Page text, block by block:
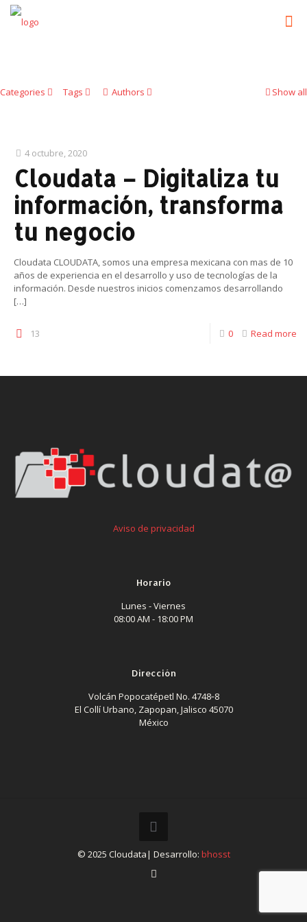
Categories Tags Authors Show all
4 octubre, 2020
Cloudata – Digitaliza tu
información, transforma
tu negocio
Cloudata CLOUDATA, somos una empresa mexicana con mas de 10
años de experiencia en el desarrollo y uso de tecnologías de la
información. Desde nuestros inicios comenzamos desarrollando
[…]
13 0 Read more
Aviso de privacidad
Horario
Lunes - Viernes
08:00 AM - 18:00 PM
Dirección
Volcán Popocatépetl No. 4748‐8
El Collí Urbano, Zapopan, Jalisco 45070
México
© 2025 Cloudata| Desarrollo: bhosst